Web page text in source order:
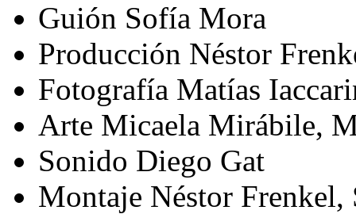
Guión Sofía Mora
Producción Néstor
Fotografía Matías
Arte Micaela Mirábile,
Sonido Diego Gat
Montaje Néstor